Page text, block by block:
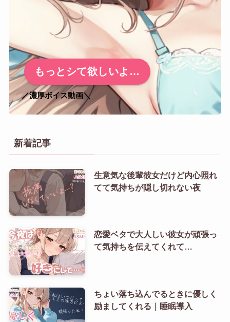
もっとシて欲しいよ…
／濃厚ボイス動画＼
新着記事
生意気な後輩彼女だけど内心照れ
てて気持ちが隠し切れない夜
恋愛ベタで大人しい彼女が頑張っ
て気持ちを伝えてくれて…
ちょい落ち込んでるときに優しく
励ましてくれる｜睡眠導入